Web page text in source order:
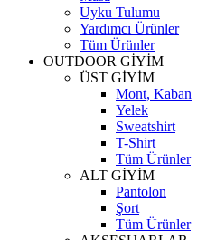
Uyku Tulumu
Yardımcı Ürünler
Tüm Ürünler
OUTDOOR GİYİM
ÜST GİYİM
Mont, Kaban
Yelek
Sweatshirt
T-Shirt
Tüm Ürünler
ALT GİYİM
Pantolon
Şort
Tüm Ürünler